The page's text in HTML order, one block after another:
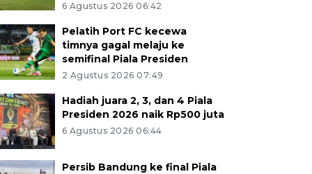
6 Agustus 2026 06:42
Pelatih Port FC kecewa
timnya gagal melaju ke
semifinal Piala Presiden
2 Agustus 2026 07:49
Hadiah juara 2, 3, dan 4 Piala
Presiden 2026 naik Rp500 juta
6 Agustus 2026 06:44
Persib Bandung ke final Piala